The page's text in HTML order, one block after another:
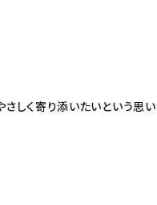
さしく寄り添いたいという